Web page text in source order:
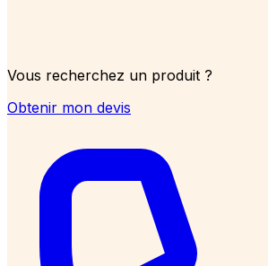
Vous recherchez un produit ?
Obtenir mon devis